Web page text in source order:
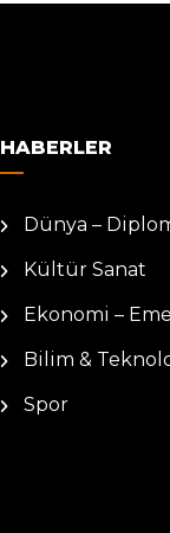
HABERLER
Dünya –
Kültür Sanat
Ekonomi –
Bilim &
Spor